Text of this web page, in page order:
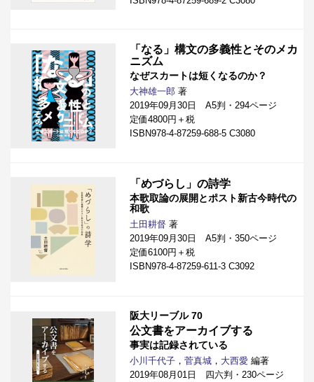
「なる」構文の多義性とそのメカ
ニズム
なぜスカートは短くなるのか？
大神雄一郎 著
2019年09月30日 A5判・294ページ
定価4800円＋税
ISBN978-4-87259-688-5 C3080
「めづらし」の詩学
本歌取論の展開とポスト新古今時代の
和歌
土田耕督 著
2019年09月30日 A5判・350ページ
定価6100円＋税
ISBN978-4-87259-611-3 C3092
阪大リーブル 70
公文書をアーカイブする
事実は記録されている
小川千代子 ， 菅真城 ， 大西愛 編著
2019年08月01日 四六判・230ページ